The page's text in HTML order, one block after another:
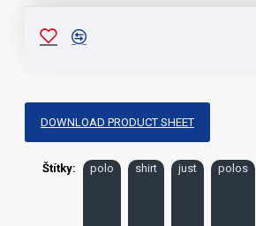
DOWNLOAD PRODUCT SHEET
Štítky: polo shirt just polos